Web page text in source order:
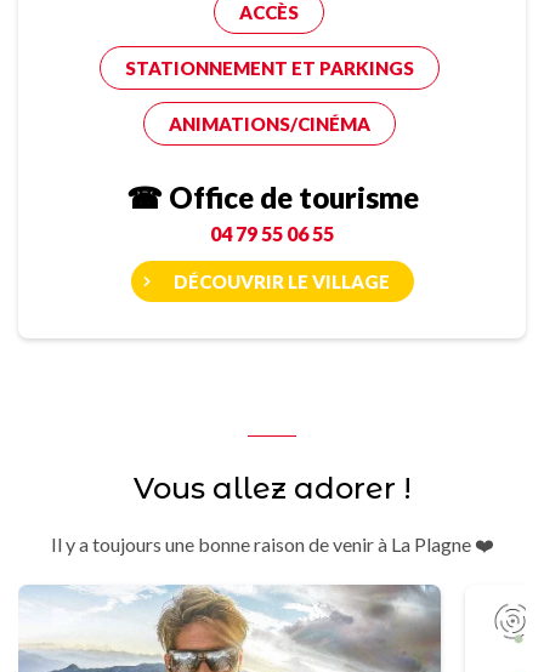
ACCÈS
STATIONNEMENT ET PARKINGS
ANIMATIONS/CINÉMA
☎ Office de tourisme
04 79 55 06 55
DÉCOUVRIR LE VILLAGE
Vous allez adorer !
Il y a toujours une bonne raison de venir à La Plagne ❤️